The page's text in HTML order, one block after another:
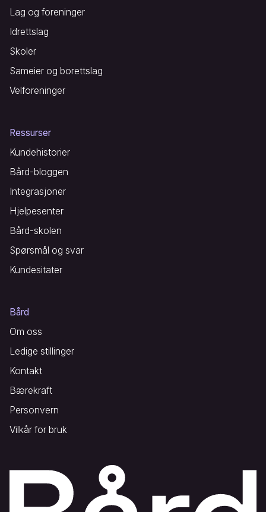
Lag og foreninger
Idrettslag
Skoler
Sameier og borettslag
Velforeninger
Ressurser
Kundehistorier
Bård-bloggen
Integrasjoner
Hjelpesenter
Bård-skolen
Spørsmål og svar
Kundesitater
Bård
Om oss
Ledige stillinger
Kontakt
Bærekraft
Personvern
Vilkår for bruk